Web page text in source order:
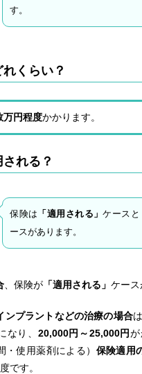
す。
くらい？
万円程度かかります。
れる？
保険は 「適用される」ケースと
ースがあります。
、保険が 「適用される」ケース
ンプラントなどの治療の場合
なり、 20,000円～25,000円
・使用薬剤による） 保険適用
です。